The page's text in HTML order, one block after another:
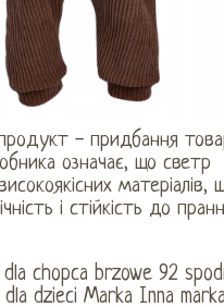
- придбання
означає, що светр
матеріалів,
і стійкість до